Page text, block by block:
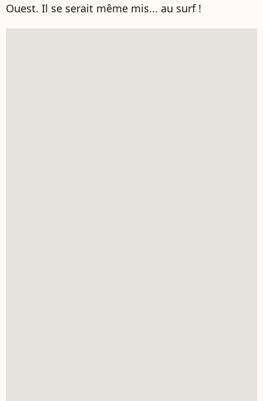
Ouest. Il se serait même mis... au surf !